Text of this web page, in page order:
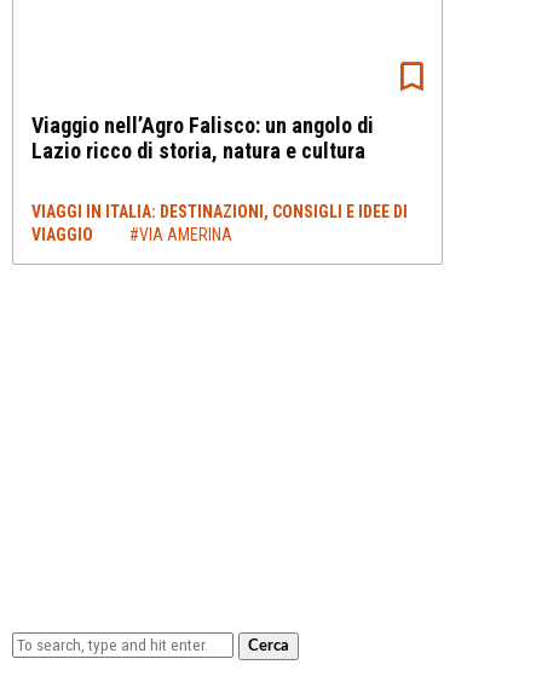
Viaggio nell’Agro Falisco: un angolo di
Lazio ricco di storia, natura e cultura
VIAGGI IN ITALIA: DESTINAZIONI, CONSIGLI E IDEE DI
VIAGGIO
#VIA AMERINA
Cerca